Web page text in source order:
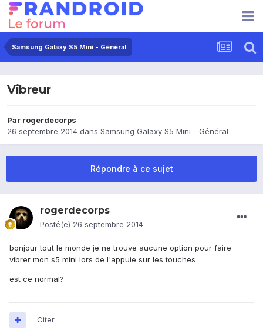
Samsung Galaxy S5 Mini - Général
Vibreur
Par rogerdecorps
26 septembre 2014 dans Samsung Galaxy S5 Mini - Général
Répondre à ce sujet
rogerdecorps
Posté(e) 26 septembre 2014
bonjour tout le monde je ne trouve aucune option pour faire
vibrer mon s5 mini lors de l'appuie sur les touches
est ce normal?
Citer